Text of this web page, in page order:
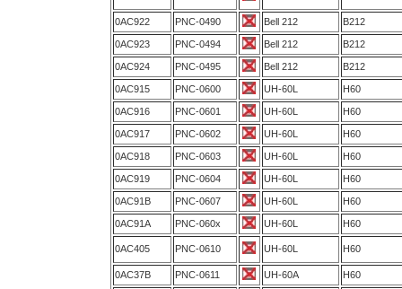
0AC922 PNC-0490 Bell 212 B212
0AC923 PNC-0494 Bell 212 B212
0AC924 PNC-0495 Bell 212 B212
0AC915 PNC-0600 UH-60L H60
0AC916 PNC-0601 UH-60L H60
0AC917 PNC-0602 UH-60L H60
0AC918 PNC-0603 UH-60L H60
0AC919 PNC-0604 UH-60L H60
0AC91B PNC-0607 UH-60L H60
0AC91A PNC-060x UH-60L H60
0AC405 PNC-0610 UH-60L H60
0AC37B PNC-0611 UH-60A H60